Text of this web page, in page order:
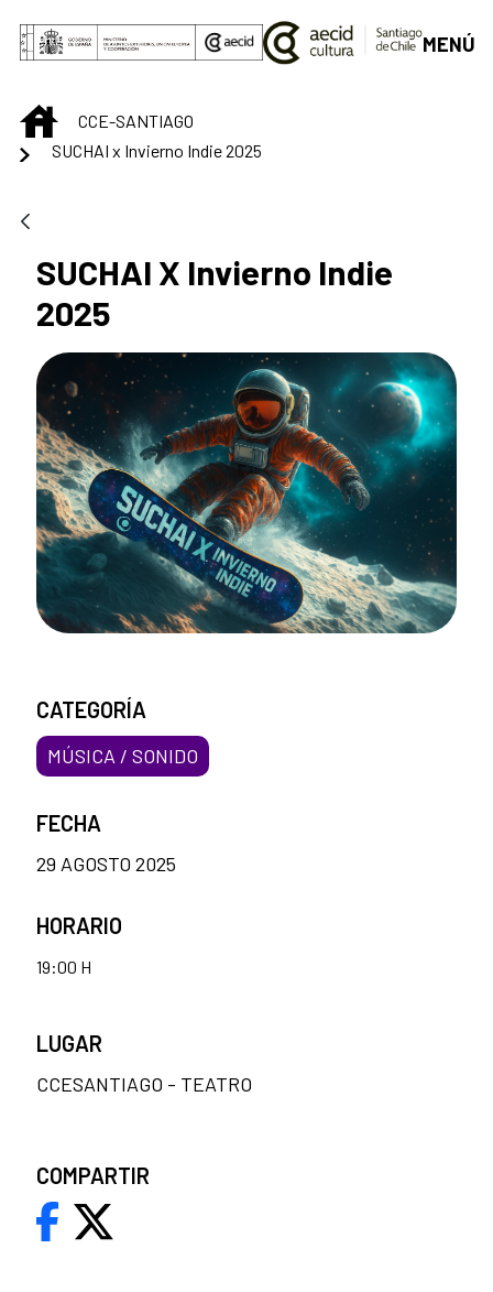
Saltar al contenido principal
MENÚ
INICIOCCE-SANTIAGO
SUCHAI x Invierno Indie 2025
SUCHAI X Invierno Indie
2025
CATEGORÍA
MÚSICA / SONIDO
FECHA
29 AGOSTO 2025
HORARIO
19:00 H
LUGAR
CCESANTIAGO - TEATRO
COMPARTIR